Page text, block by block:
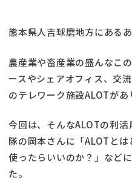
熊本県人吉球磨地方にあるあ
農産業や畜産業の盛んなこ
ースやシェアオフィス、交
のテレワーク施設ALOTがあ
今回は、そんなALOTの利
隊の岡本さんに「ALOTと
使ったらいいのか？」など
た。